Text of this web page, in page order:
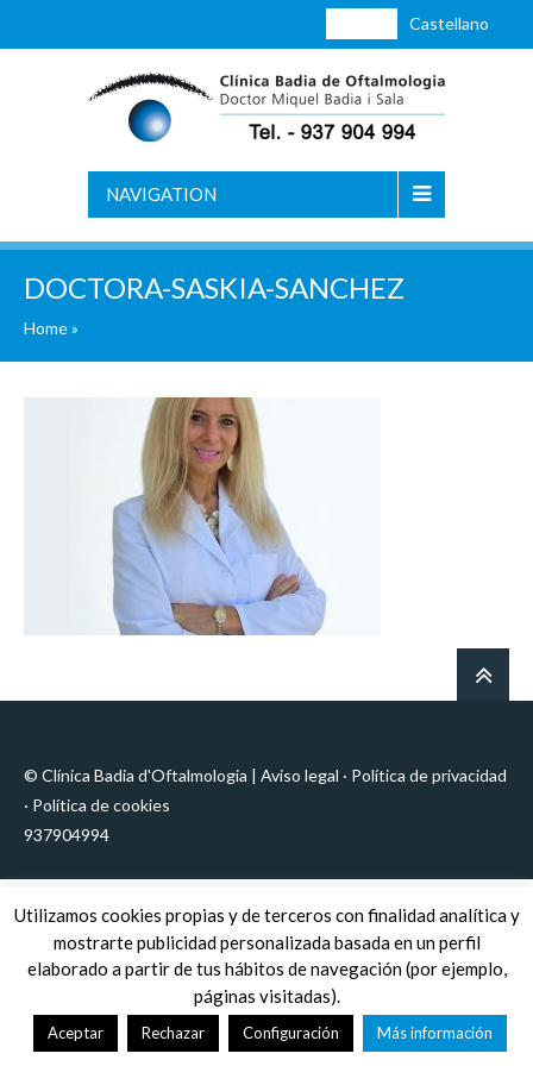
Castellano
NAVIGATION
DOCTORA-SASKIA-SANCHEZ
Home»
© Clínica Badia d'Oftalmologia | Aviso legal · Política de privacidad
· Política de cookies
937904994
Utilizamos cookies propias y de terceros con finalidad analítica y
mostrarte publicidad personalizada basada en un perfil
elaborado a partir de tus hábitos de navegación (por ejemplo,
páginas visitadas).
Aceptar Rechazar Configuración Más información